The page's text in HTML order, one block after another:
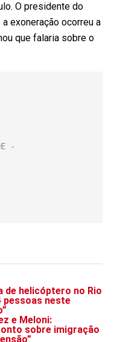
O presidente do
exoneração ocorreu a
que falaria sobre o